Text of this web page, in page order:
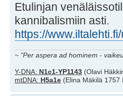
Etulinjan
kannibalismiin asti.
https://
~ "Per aspera ad hominem -
Y-DNA: N1c1-YP1143 (Olavi
mtDNA: H5a1e (Elina Mäkilä 1757